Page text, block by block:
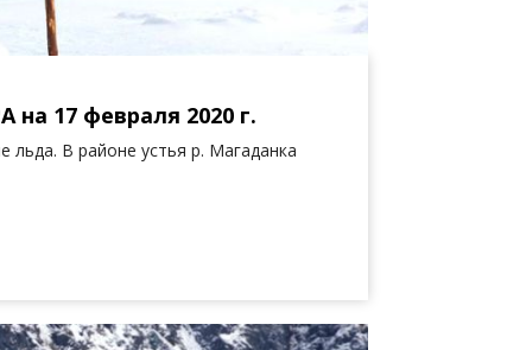
17 февраля 2020 г.
В районе устья р. Магаданка